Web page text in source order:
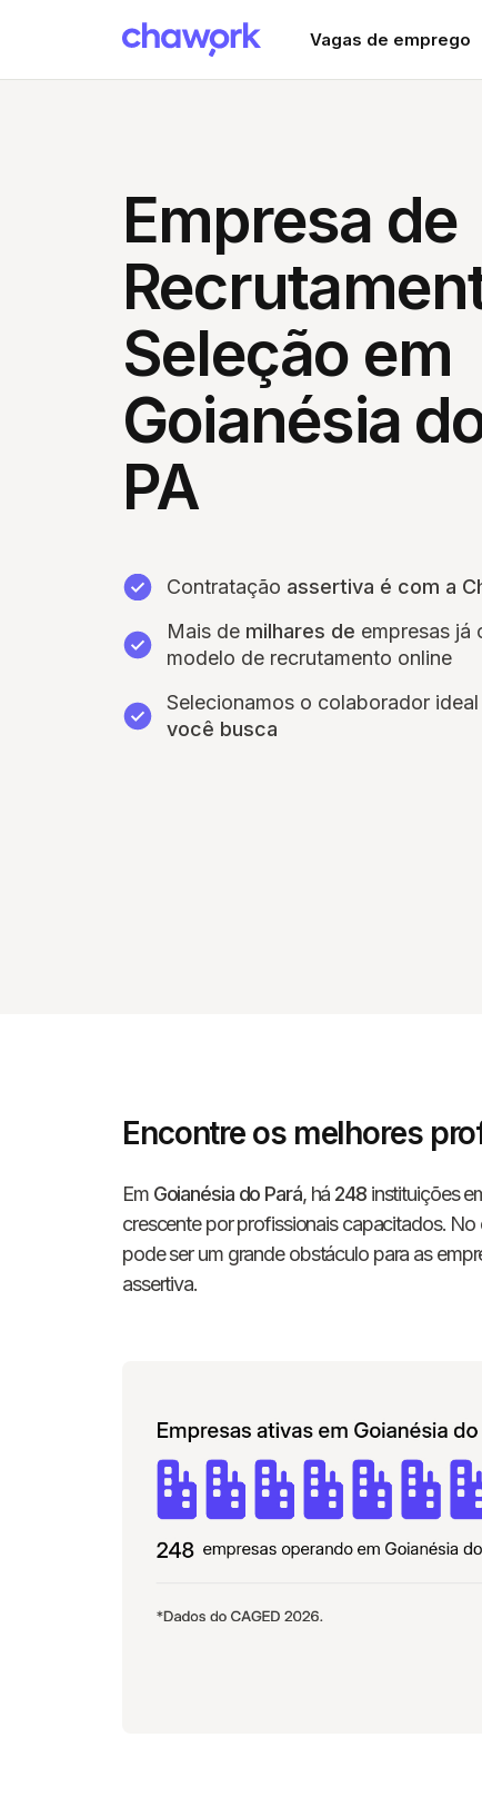
Vagas de emprego
Empresa de
Seleção em
Goianésia
PA
Contratação assertiva é com a
Mais de milhares de empresas já
modelo de recrutamento online
Selecionamos o colaborador ideal
você busca
Encontre os melhores
Em Goianésia do Pará, há 248instituições
crescente por profissionais capacitados.
pode ser um grande obstáculo para as
assertiva.